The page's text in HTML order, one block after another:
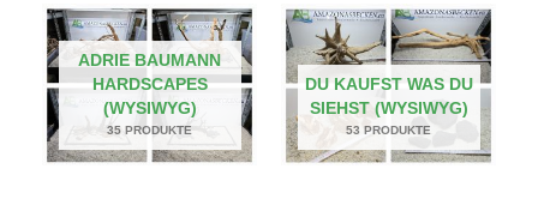
ADRIE BAUMANN
HARDSCAPES
(WYSIWYG)
35 PRODUKTE
DU KAUFST WAS DU
SIEHST (WYSIWYG)
53 PRODUKTE